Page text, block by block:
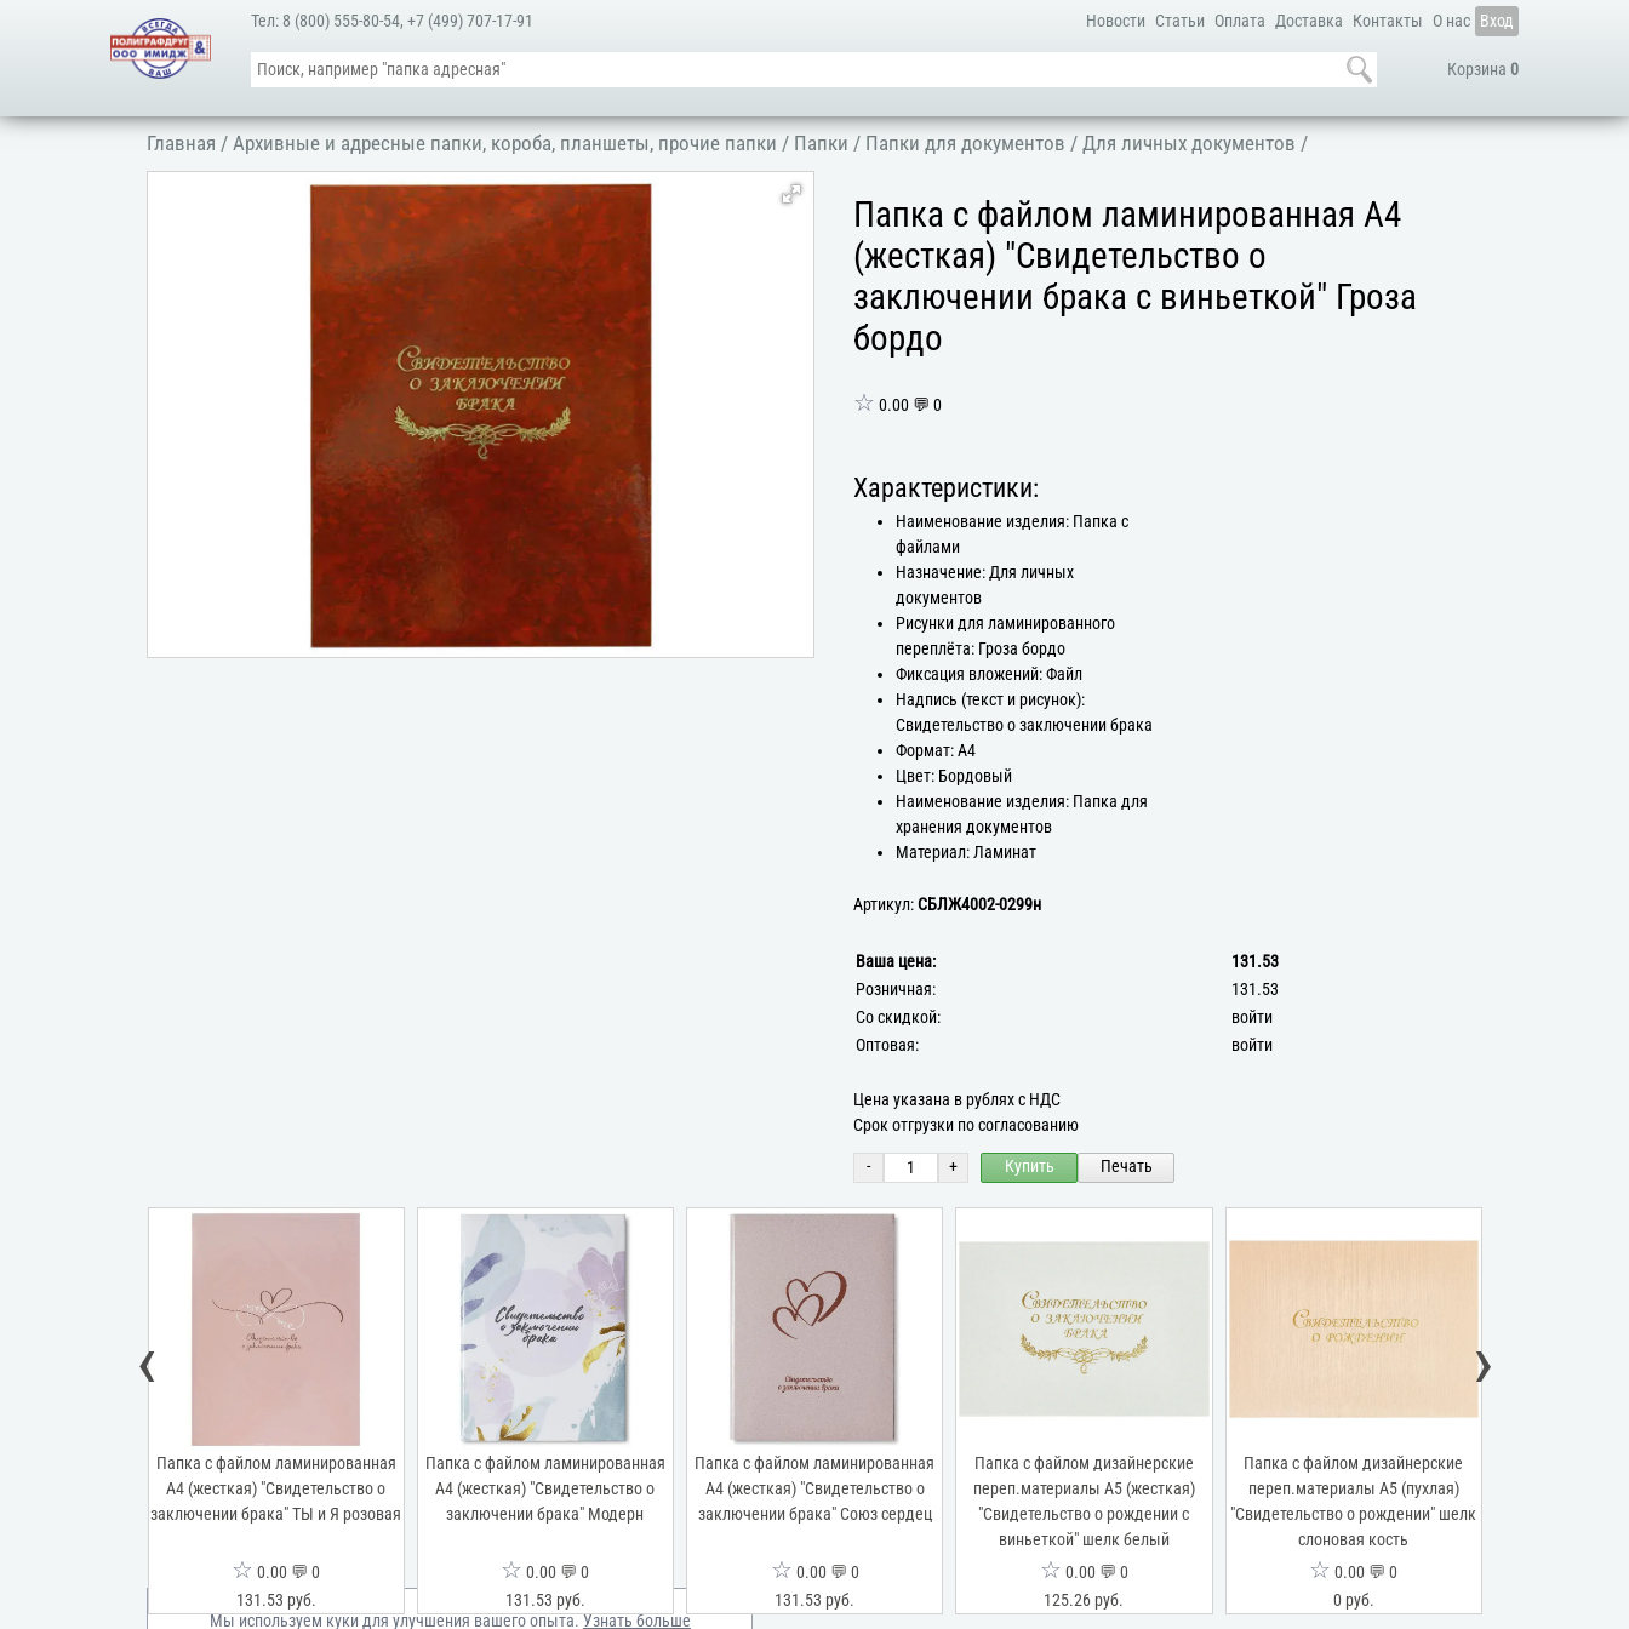
Новости Статьи Оплата Доставка Контакты О нас Вход
Корзина 0
Тел: 8 (800) 555-80-54,+7 (499) 707-17-91
Главная /Архивные и адресные папки, короба, планшеты, прочие папки / Папки / Папки для документов /Для личных документов /
Папка с файлом ламинированная А4
(жесткая) "Свидетельство о
заключении брака с виньеткой" Гроза
бордо
☆ 0.00 💬 0
Характеристики:
Наименование изделия: Папка с
файлами
Назначение: Для личных
документов
Рисунки для ламинированного
переплёта: Гроза бордо
Фиксация вложений: Файл
Надпись (текст и рисунок):
Свидетельство о заключении брака
Формат: А4
Цвет: Бордовый
Наименование изделия: Папка для
хранения документов
Материал: Ламинат
Артикул:СБЛЖ4002-0299н
Ваша цена:
131.53
Розничная:
131.53
Со скидкой:
войти
Оптовая:
войти
Цена указана в рублях с НДС
Срок отгрузки по согласованию
- + Купить Печать
Папка с файлом ламинированная
А4 (жесткая) "Свидетельство о
заключении брака" ТЫ и Я розовая
☆ 0.00 💬 0
131.53 руб.
Папка с файлом ламинированная
А4 (жесткая) "Свидетельство о
заключении брака" Модерн
☆ 0.00 💬 0
131.53 руб.
Папка с файлом ламинированная
А4 (жесткая) "Свидетельство о
заключении брака" Союз сердец
☆ 0.00 💬 0
131.53 руб.
Папка с файлом дизайнерские
переп.материалы А5 (жесткая)
"Свидетельство о рождении с
виньеткой" шелк белый
☆ 0.00 💬 0
125.26 руб.
Папка с файлом дизайнерские
переп.материалы А5 (пухлая)
"Свидетельство о рождении" шелк
слоновая кость
☆ 0.00 💬 0
0 руб.
‹ ›
Мы используем куки для улучшения вашего опыта.Узнать больше